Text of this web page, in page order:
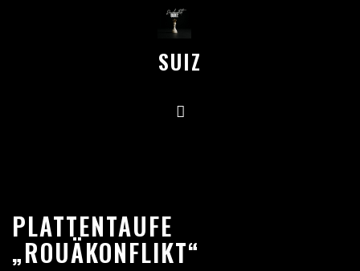
SUIZ
PLATTENTAUFE
„ROUÄKONFLIKT“